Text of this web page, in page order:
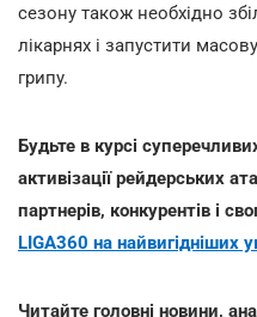
сезону також необхідно
лікарнях і запустити
грипу.
Будьте в курсі
активізації рейдерських
партнерів, конкурентів і
LIGA360 на найвигідніших
Читайте головні новини,